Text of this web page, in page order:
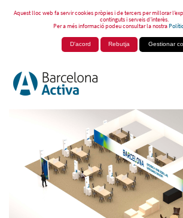
Aquest lloc web fa servir cookies pròpies i de tercers per millorar
continguts i serveis d’interès.
Per a més informació podeu consultar la nostra
D'acord Rebutja Gestionar